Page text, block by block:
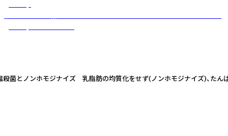
ノンホモジナイズ 乳脂肪の均質化をせず(ノンホモジナイズ)、